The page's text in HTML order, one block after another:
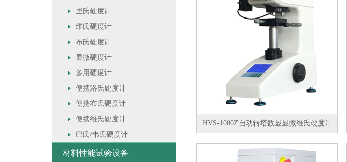
里氏硬度计
维氏硬度计
布氏硬度计
显微硬度计
多用硬度计
便携洛氏硬度计
便携布氏硬度计
便携维氏硬度计
巴氏/韦氏硬度计
材料性能试验设备
HVS-1000Z自动转塔数显显微维氏硬度计